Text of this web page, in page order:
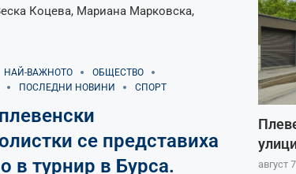
Коцева, Мариана Марковска,
НАЙ-ВАЖНОТО
ОБЩЕСТВО
ПОСЛЕДНИ НОВИНИ СПОРТ
се представиха
в турнир в Бурса.
август